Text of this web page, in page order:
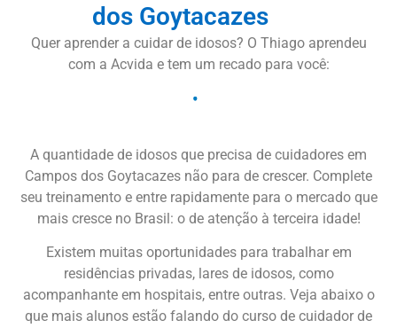
dos Goytacazes
Quer aprender a cuidar de idosos? O Thiago aprendeu
com a Acvida e tem um recado para você:
A quantidade de idosos que precisa de cuidadores em
Campos dos Goytacazes não para de crescer. Complete
seu treinamento e entre rapidamente para o mercado que
mais cresce no Brasil: o de atenção à terceira idade!
Existem muitas oportunidades para trabalhar em
residências privadas, lares de idosos, como
acompanhante em hospitais, entre outras. Veja abaixo o
que mais alunos estão falando do curso de cuidador de